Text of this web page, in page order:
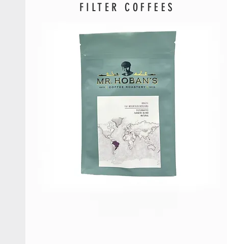
FILTER COFFEES